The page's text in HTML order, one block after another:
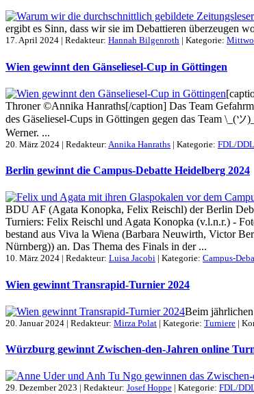
ergibt es Sinn, dass wir sie im Debattieren überzeugen
17. April 2024 | Redakteur: Hannah Bilgenroth | Kategorie:
Wien gewinnt den Gänseliesel-Cup in Göttingen
Throner ©Annika Hanraths[/caption] Das Team
des Gäseliesel-Cups in Göttingen gegen das Team \_(
Werner. ...
20. März 2024 | Redakteur: Annika Hanraths | Kategorie: FDL/DDL
Berlin gewinnt die Campus-Debatte Heidelberg 2024
BDU AF (Agata Konopka, Felix Reischl) der Berlin
Turniers: Felix Reischl und Agata Konopka (v.l.n.r.) -
bestand aus Viva la Wiena (Barbara Neuwirth, Victor
Nürnberg)) an. Das Thema des Finals in der ...
10. März 2024 | Redakteur: Luisa Jacobi | Kategorie: Campus-
Wien gewinnt Transrapid-Turnier 2024
Beim
20. Januar 2024 | Redakteur: Mirza Polat | Kategorie: Turniere |
Würzburg gewinnt Zwischen-den-Jahren online
29. Dezember 2023 | Redakteur: Josef Hoppe | Kategorie: FDL/